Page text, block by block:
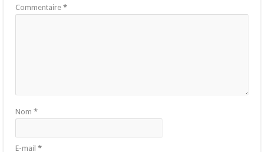
Commentaire*
Nom*
E-mail*